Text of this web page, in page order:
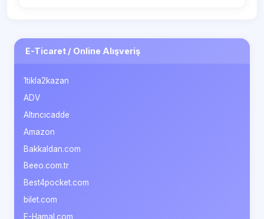
E-Ticaret / Online Alışveriş
1tikla2kazan
ADV
Altıncıcadde
Amazon
Bakkaldan.com
Beeo.com.tr
Best4pocket.com
bilet.com
E-Hamal.com